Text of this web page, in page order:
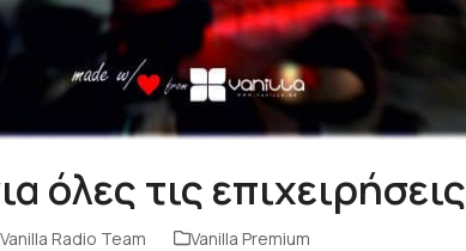
όλες τις επιχειρήσεις
Vanilla Radio Team Vanilla Premium